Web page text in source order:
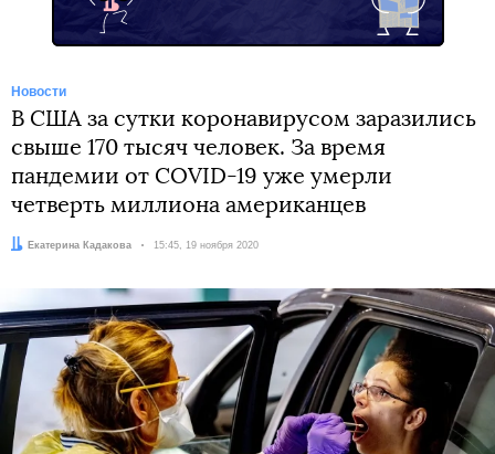
Новости
В США за сутки коронавирусом заразились
свыше 170 тысяч человек. За время
пандемии от COVID-19 уже умерли
четверть миллиона американцев
Автор:Екатерина Кадакова Дата:
15:45, 19 ноября 2020